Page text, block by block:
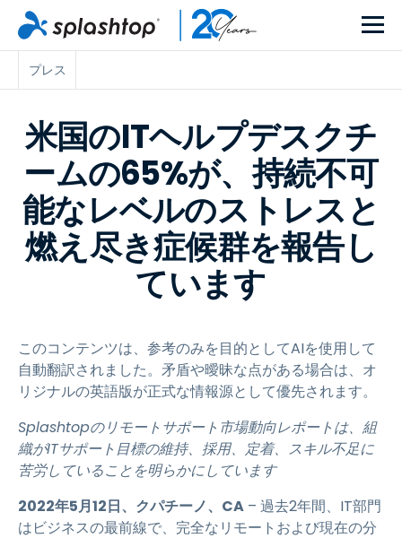
プレス
米国のITヘルプデスクチ
ームの65%が、持続不可
能なレベルのストレスと
燃え尽き症候群を報告し
ています
このコンテンツは、参考のみを目的としてAIを使用して
自動翻訳されました。矛盾や曖昧な点がある場合は、オ
リジナルの英語版が正式な情報源として優先されます。
Splashtopのリモートサポート市場動向レポートは、組
織がITサポート目標の維持、採用、定着、スキル不足に
苦労していることを明らかにしています
2022年5月12日、クパチーノ、CA – 過去2年間、IT部門
はビジネスの最前線で、完全なリモートおよび現在の分